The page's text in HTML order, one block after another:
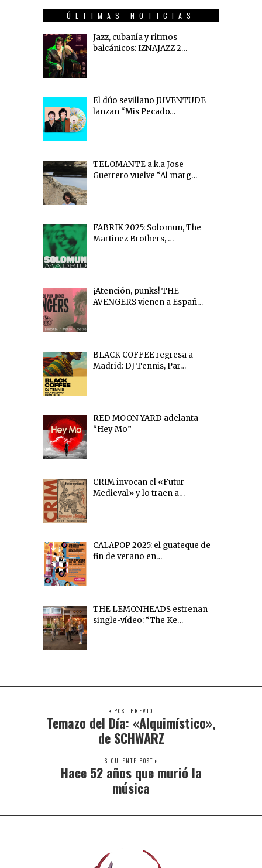
ÚLTIMAS NOTICIAS
Jazz, cubanía y ritmos
balcánicos: IZNAJAZZ 2…
El dúo sevillano JUVENTUDE
lanzan “Mis Pecado…
TELOMANTE a.k.a Jose
Guerrero vuelve “Al marg…
FABRIK 2025: Solomun, The
Martinez Brothers, …
¡Atención, punks! THE
AVENGERS vienen a Españ…
BLACK COFFEE regresa a
Madrid: DJ Tennis, Par…
RED MOON YARD adelanta
“Hey Mo”
CRIM invocan el «Futur
Medieval» y lo traen a…
CALAPOP 2025: el guateque de
fin de verano en…
THE LEMONHEADS estrenan
single-vídeo: “The Ke…
POST PREVIO
Temazo del Día: «Alquimístico»,
de SCHWARZ
SIGUIENTE POST
Hace 52 años que murió la
música